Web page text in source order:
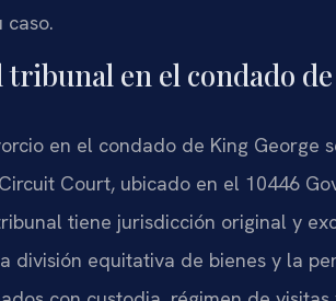
caso.
tribunal en el condado
en el condado de King George
Court, ubicado en el 10446
tiene jurisdicción original y
división equitativa de bienes y la